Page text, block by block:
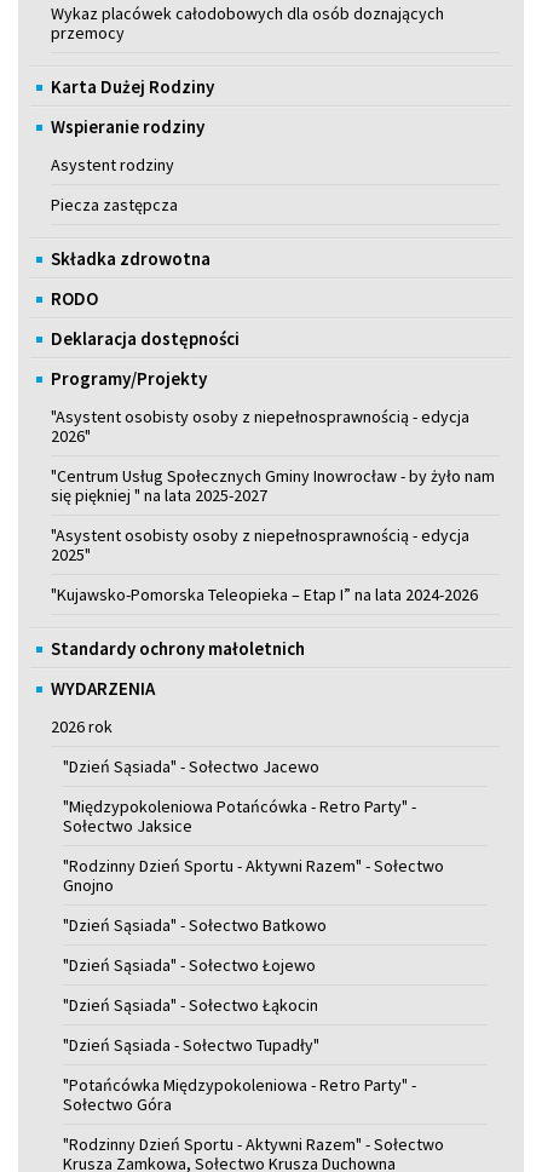
Wykaz placówek całodobowych dla osób doznających
przemocy
Karta Dużej Rodziny
Wspieranie rodziny
Asystent rodziny
Piecza zastępcza
Składka zdrowotna
RODO
Deklaracja dostępności
Programy/Projekty
"Asystent osobisty osoby z niepełnosprawnością - edycja
2026"
"Centrum Usług Społecznych Gminy Inowrocław - by żyło nam
się piękniej " na lata 2025-2027
"Asystent osobisty osoby z niepełnosprawnością - edycja
2025"
"Kujawsko-Pomorska Teleopieka – Etap I” na lata 2024-2026
Standardy ochrony małoletnich
WYDARZENIA
2026 rok
"Dzień Sąsiada" - Sołectwo Jacewo
"Międzypokoleniowa Potańcówka - Retro Party" -
Sołectwo Jaksice
"Rodzinny Dzień Sportu - Aktywni Razem" - Sołectwo
Gnojno
"Dzień Sąsiada" - Sołectwo Batkowo
"Dzień Sąsiada" - Sołectwo Łojewo
"Dzień Sąsiada" - Sołectwo Łąkocin
"Dzień Sąsiada - Sołectwo Tupadły"
"Potańcówka Międzypokoleniowa - Retro Party" -
Sołectwo Góra
"Rodzinny Dzień Sportu - Aktywni Razem" - Sołectwo
Krusza Zamkowa, Sołectwo Krusza Duchowna